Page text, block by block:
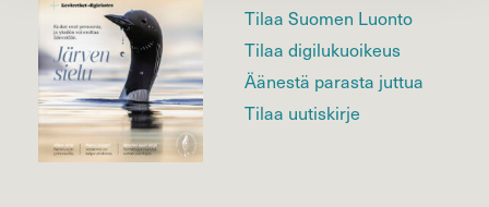
Tilaa Suomen Luonto
Tilaa digilukuoikeus
Äänestä parasta juttua
Tilaa uutiskirje